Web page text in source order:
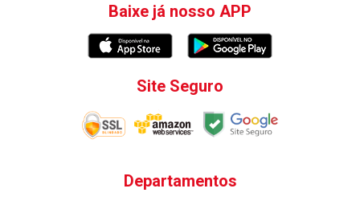
Baixe já nosso APP
Site Seguro
Departamentos